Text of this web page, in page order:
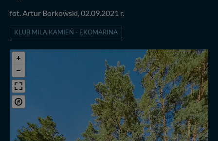
fot. Artur Borkowski, 02.09.2021 r.
KLUB MILA KAMIEŃ - EKOMARINA